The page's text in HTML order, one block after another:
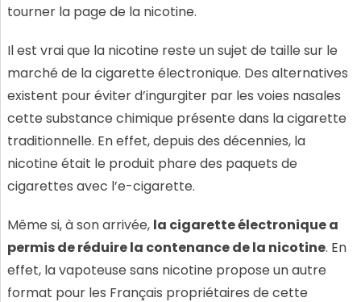
tourner la page de la nicotine.
Il est vrai que la nicotine reste un sujet de taille sur le
marché de la cigarette électronique. Des alternatives
existent pour éviter d’ingurgiter par les voies nasales
cette substance chimique présente dans la cigarette
traditionnelle. En effet, depuis des décennies, la
nicotine était le produit phare des paquets de
cigarettes avec l’e-cigarette.
Même si, à son arrivée, la cigarette électronique a
permis de réduire la contenance de la nicotine. En
effet, la vapoteuse sans nicotine propose un autre
format pour les Français propriétaires de cette